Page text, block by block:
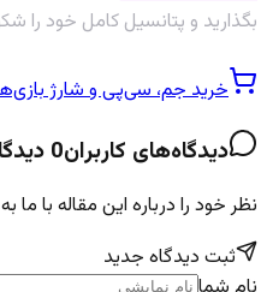
بگذارید و پتانسیل کامل خود را
خرید جم، سی‌پی و شارژ
دیدگاه‌های کاربران0
نظر خود را درباره این مقاله با ما
ثبت دیدگاه جدید